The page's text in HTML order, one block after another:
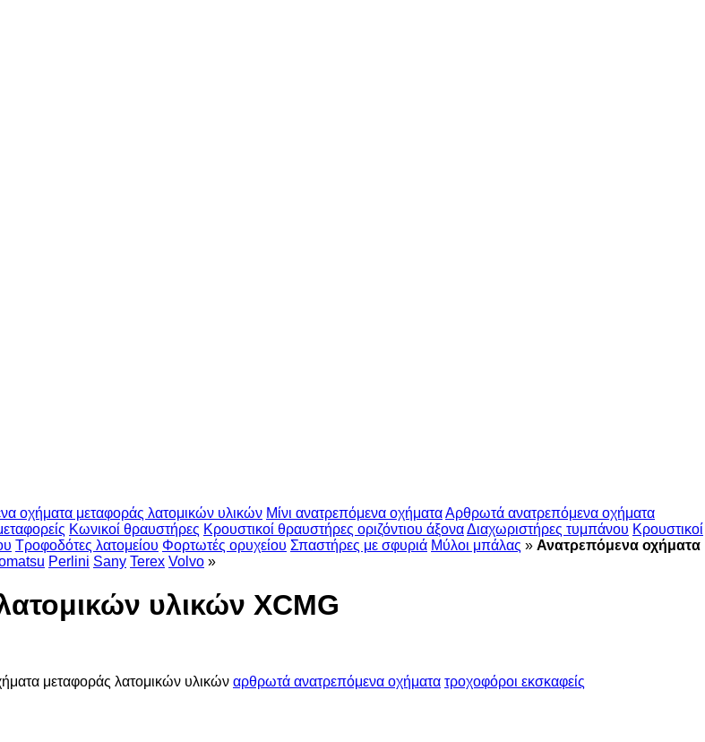
οχήματα μεταφοράς λατομικών υλικών Μίνι ανατρεπόμενα οχήματαΑρθρωτά ανατρεπόμενα οχήματα
Κωνικοί θραυστήρες Κρουστικοί θραυστήρες οριζόντιου άξοναΔιαχωριστήρες τυμπάνου Κρουστικοί
Τροφοδότες λατομείου Φορτωτές ορυχείου Σπαστήρες με σφυριά Μύλοι μπάλας » Ανατρεπόμενα οχήματα
Perlini Sany Terex Volvo »
υλικών XCMG
μεταφοράς λατομικών υλικών αρθρωτά ανατρεπόμενα οχήματα τροχοφόροι εκσκαφείς